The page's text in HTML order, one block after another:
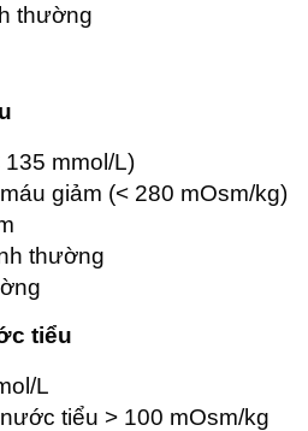
thường
135 mmol/L)
giảm (< 280 mOsm/kg)
thường
tiểu
L
tiểu > 100 mOsm/kg